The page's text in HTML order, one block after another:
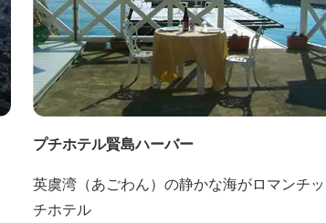
プチホテル賢島ハーバー
英虞湾（あごわん）の静かな海がロマンチ
チホテル